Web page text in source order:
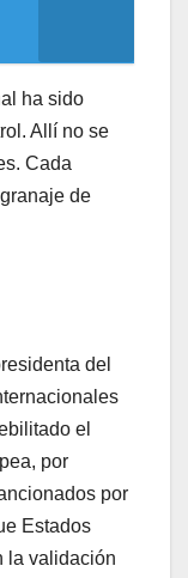
ha sido
Allí no se
Cada
de
del
el
por
por
Estados
la validación